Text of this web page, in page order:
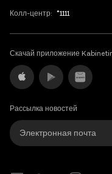
Колл-центр: *1111
Скачай приложение
Рассылка новостей